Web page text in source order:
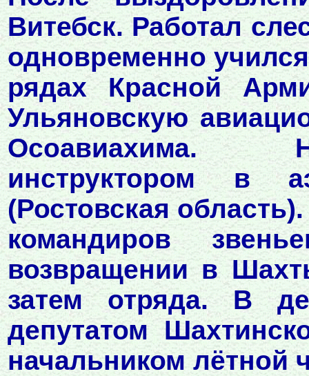
Витебск. Работал
одновременно
рядах Красной
Ульяновскую
Осоавиахима.
инструктором в
(Ростовская
командиров
возвращении в
затем отряда. В
депутатом
начальником лётной